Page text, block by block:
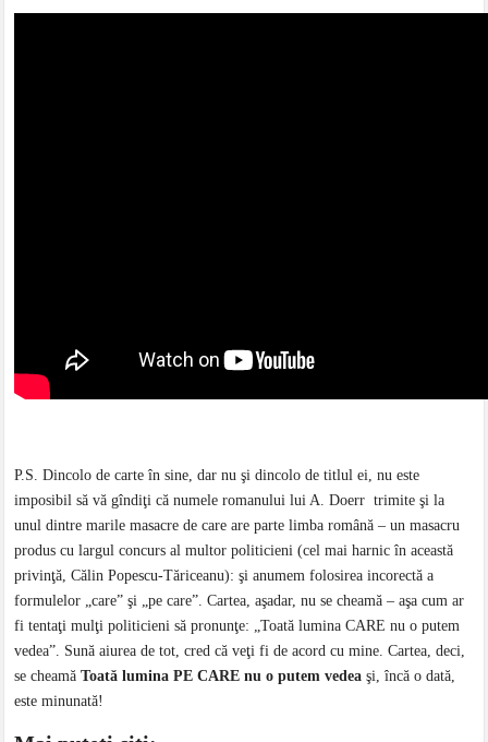
P.S. Dincolo de carte în sine, dar nu şi dincolo de titlul ei, nu este
imposibil să vă gîndiţi că numele romanului lui A. Doerr trimite şi la
unul dintre marile masacre de care are parte limba română – un masacru
produs cu largul concurs al multor politicieni (cel mai harnic în această
privinţă, Călin Popescu-Tăriceanu): şi anumem folosirea incorectă a
formulelor „care” şi „pe care”. Cartea, aşadar, nu se cheamă – aşa cum ar
fi tentaţi mulţi politicieni să pronunţe: „Toată lumina CARE nu o putem
vedea”. Sună aiurea de tot, cred că veţi fi de acord cu mine. Cartea, deci,
se cheamăToată lumina PE CARE nu o putem vedea şi, încă o dată,
este minunată!